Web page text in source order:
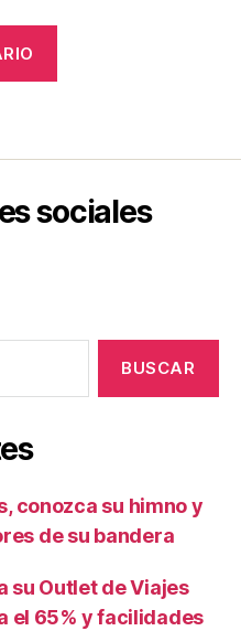
sociales
conozca su himno y
de su bandera
su Outlet de Viajes
el 65% y facilidades